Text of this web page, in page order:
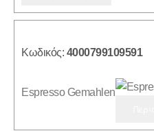
Κωδικός: 4000799109591
Espresso Gemahlen